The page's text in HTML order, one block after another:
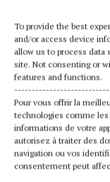
To provide the best
and/or access device
allow us to process data
site. Not consenting or
features and functions.
Pour vous offrir la
technologies comme
informations de votre
autorisez à traiter des
navigation ou vos
consentement peut